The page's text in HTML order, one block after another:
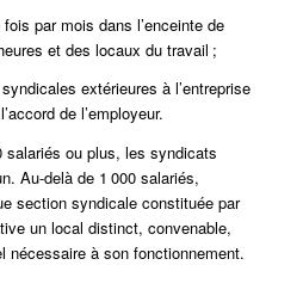
par mois dans l’enceinte de
et des locaux du travail ;
extérieures à l’entreprise
de l’employeur.
salariés ou plus, les syndicats
Au-delà de 1 000 salariés,
section syndicale constituée par
un local distinct, convenable,
nécessaire à son fonctionnement.